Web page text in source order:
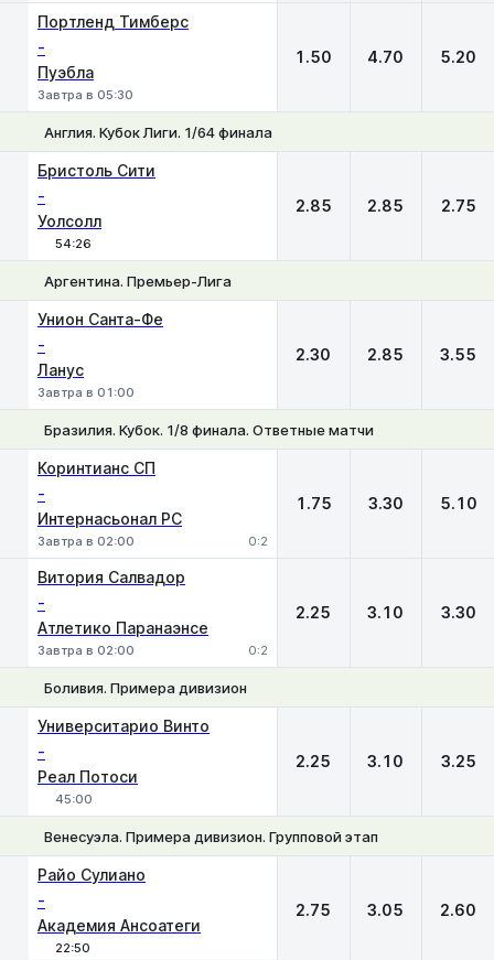
Портленд Тимберс
-
Пуэбла
Завтра в 05:30
1.50 4.70 5.20
Англия. Кубок Лиги. 1/64 финала
Бристоль Сити
-
Уолсолл
54:26
2.85 2.85 2.75
Аргентина. Премьер-Лига
Унион Санта-Фе
-
Ланус
Завтра в 01:00
2.30 2.85 3.55
Бразилия. Кубок. 1/8 финала. Ответные матчи
Коринтианс СП
-
Интернасьонал РС
Завтра в 02:00 0:2
1.75 3.30 5.10
Витория Салвадор
-
Атлетико Паранаэнсе
Завтра в 02:00 0:2
2.25 3.10 3.30
Боливия. Примера дивизион
Университарио Винто
-
Реал Потоси
45:00
2.25 3.10 3.25
Венесуэла. Примера дивизион. Групповой этап
Райо Сулиано
-
Академия Ансоатеги
22:50
2.75 3.05 2.60